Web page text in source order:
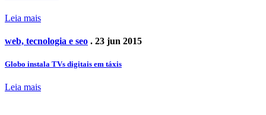
Leia mais
web, tecnologia e seo . 23 jun 2015
Globo instala TVs digitais em táxis
Leia mais